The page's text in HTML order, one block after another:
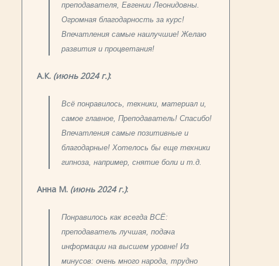
преподавателя, Евгении Леонидовны.
Огромная благодарность за курс!
Впечатления самые наилучшие! Желаю
развития и процветания!
А.К. (июнь 2024 г.):
Всё понравилось, техники, материал и,
самое главное, Преподаватель! Спасибо!
Впечатления самые позитивные и
благодарные! Хотелось бы еще техники
гипноза, например, снятие боли и т.д.
Анна М. (июнь 2024 г.):
Понравилось как всегда ВСЁ:
преподаватель лучшая, подача
информации на высшем уровне! Из
минусов: очень много народа, трудно